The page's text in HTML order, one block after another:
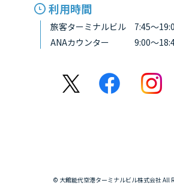
利用時間
旅客ターミナルビル 7:45～
ANAカウンター 9:00～
© 大館能代空港ターミナルビル株式会社 All